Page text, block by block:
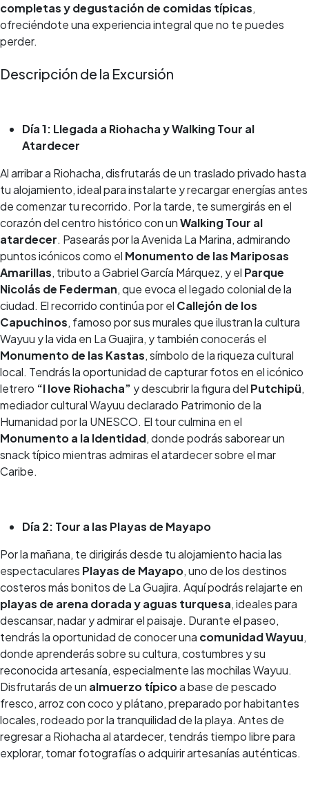
completas y degustación de comidas típicas,
ofreciéndote una experiencia integral que no te puedes
perder.
Descripción de la Excursión
Día 1: Llegada a Riohacha y Walking Tour al
Atardecer
Al arribar a Riohacha, disfrutarás de un traslado privado hasta
tu alojamiento, ideal para instalarte y recargar energías antes
de comenzar tu recorrido. Por la tarde, te sumergirás en el
corazón del centro histórico con unWalking Tour al
atardecer. Pasearás por la Avenida La Marina, admirando
puntos icónicos como el Monumento de las Mariposas
Amarillas, tributo a Gabriel García Márquez, y el Parque
Nicolás de Federman, que evoca el legado colonial de la
ciudad. El recorrido continúa por el Callejón de los
Capuchinos, famoso por sus murales que ilustran la cultura
Wayuu y la vida en La Guajira, y también conocerás el
Monumento de las Kastas, símbolo de la riqueza cultural
local. Tendrás la oportunidad de capturar fotos en el icónico
letrero “I love Riohacha” y descubrir la figura del Putchipü,
mediador cultural Wayuu declarado Patrimonio de la
Humanidad por la UNESCO. El tour culmina en el
Monumento a la Identidad, donde podrás saborear un
snack típico mientras admiras el atardecer sobre el mar
Caribe.
Día 2: Tour a las Playas de Mayapo
Por la mañana, te dirigirás desde tu alojamiento hacia las
espectaculares Playas de Mayapo, uno de los destinos
costeros más bonitos de La Guajira. Aquí podrás relajarte en
playas de arena dorada y aguas turquesa, ideales para
descansar, nadar y admirar el paisaje. Durante el paseo,
tendrás la oportunidad de conocer una comunidad Wayuu,
donde aprenderás sobre su cultura, costumbres y su
reconocida artesanía, especialmente las mochilas Wayuu.
Disfrutarás de un almuerzo típicoa base de pescado
fresco, arroz con coco y plátano, preparado por habitantes
locales, rodeado por la tranquilidad de la playa. Antes de
regresar a Riohacha al atardecer, tendrás tiempo libre para
explorar, tomar fotografías o adquirir artesanías auténticas.